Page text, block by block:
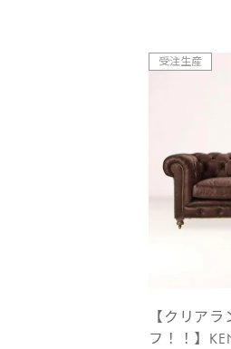
受注生産
【クリア
フ！！】